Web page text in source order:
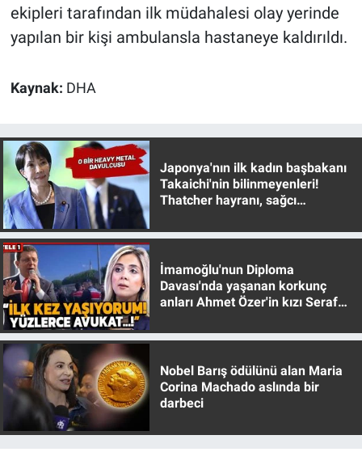
ekipleri tarafından ilk müdahalesi olay yerinde
yapılan bir kişi ambulansla hastaneye kaldırıldı.
Kaynak: DHA
Japonya'nın ilk kadın başbakanı
Takaichi'nin bilinmeyenleri!
Thatcher hayranı, sağcı
İmamoğlu'nun Diploma
Davası'nda yaşanan korkunç
anları Ahmet Özer'in kızı Seraf
Nobel Barış ödülünü alan Maria
Corina Machado aslında bir
darbeci
Ne demişti
Programlar
Sağlık
Spor
Teknoloji
Türkiye'nin Geleceği
Türkiye'nin Gündemi
Yerel Gündem
Yerel Yaşam